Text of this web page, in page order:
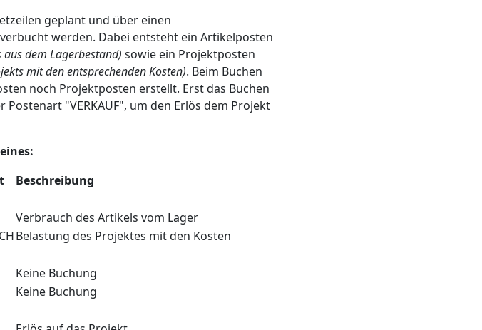
geplant und über einen
werden. Dabei entsteht ein Artikelposten
dem Lagerbestand) sowie ein Projektposten
mit den entsprechenden Kosten). Beim Buchen
noch Projektposten erstellt. Erst das Buchen
"VERKAUF", um den Erlös dem Projekt
Beschreibung
Verbrauch des Artikels vom Lager
Belastung des Projektes mit den Kosten
Keine Buchung
Keine Buchung